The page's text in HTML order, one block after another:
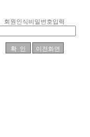
회원인식비밀번호입력